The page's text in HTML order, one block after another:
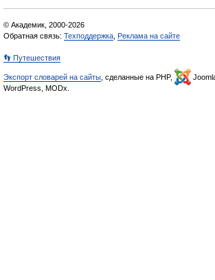
© Академик, 2000-2026
Обратная связь: Техподдержка Реклама на сайте
👣 Путешествия
Экспорт словарей на сайты , сделанные на PHP,
WordPress, MODx.